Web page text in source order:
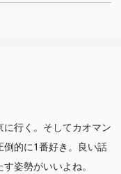
行く。そしてカオマン
倒的に1番好き。良い話
姿勢がいいよね。